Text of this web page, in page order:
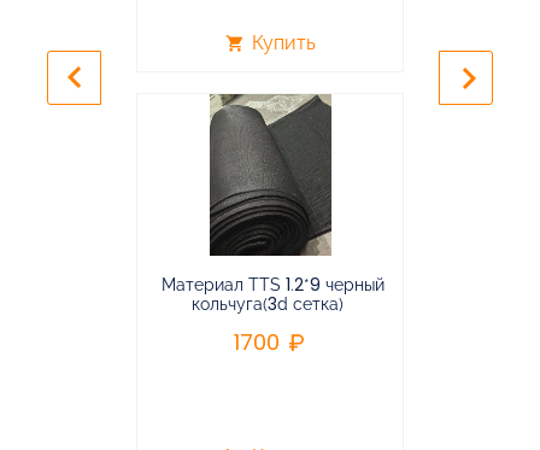
shopping_cart Купить
Материал TTS 1.2*9 черный
кольчуга(3d сетка)
1700
keyboard_arrow_left keyboard_arrow_right